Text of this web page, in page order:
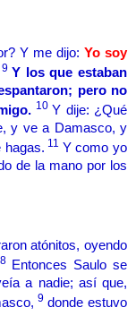
Y me dijo:Yo soy
9Y los que estaban
pero no
10 Y dije: ¿Qué
y ve a Damasco, y
hagas. 11 Y como yo
de la mano por los
atónitos, oyendo
8 Entonces Saulo se
a nadie; así que,
9 donde estuvo